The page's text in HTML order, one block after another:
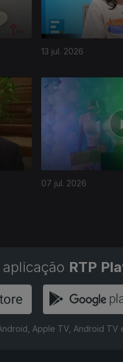
13 jul. 2026
07 jul. 2026
RTP
Apple TV, Android TV